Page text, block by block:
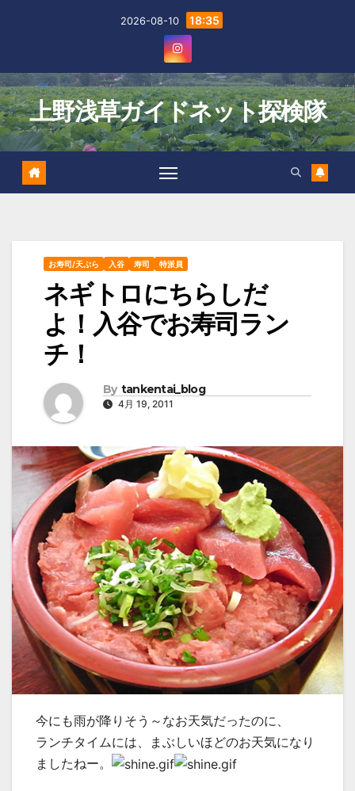
2026-08-10 18:35
上野浅草ガイドネット探検隊
お寿司/天ぷら 入谷 寿司 特派員
ネギトロにちらしだ
よ！入谷でお寿司ラン
チ！
By tankentai_blog
4月 19, 2011
今にも雨が降りそう～なお天気だったのに、
ランチタイムには、まぶしいほどのお天気になり
ましたねー。